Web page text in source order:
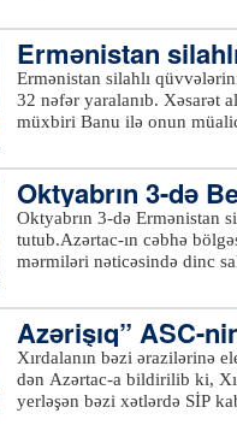
kimi düşən Vətən
şanlı Qələbədən, şəhidlərin
danışılıb.Şəhidlərin
olunub, həm Birinci, həm
Ermənistan silahlı bölmələri
dünyasını dəyişən dinc
Ermənistan
ə tutublar
Ermənistan silahlı
32 nəfər yaralanıb. Xəsarət
müxbiri Banu ilə onun
idik. Qardaşım, anam,
yaralandım”.Qeyd edək ki,
1949-cu il tarixli Cenevrə
Təhlükəsizlik Şurasının
aparıldığı bölgəyə
əhalisinin sıx yaşadığı
Oktyabrın 3-də
utulub
Oktyabrın 3-də Ermənistan
tutub.Azərtac-ın cəbhə
mərmiləri nəticəsində dinc
bacısı 1998-ci il təvəllüdlü
mərmilərinin düşməsi
şəhərin müxtəlif yerlərinə
sakinləri Balakişiyev Etibar
müxtəlif dərəcəli bədən
evlərinə külli miqdarda
Azərişıq” ASC-
Xırdalanın bəzi ərazilərinə
dən Azərtac-a bildirilib ki,
yerləşən bəzi xətlərdə SİP